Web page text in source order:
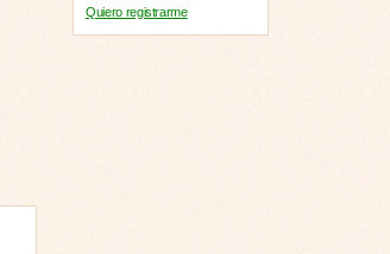
Quiero registrarme